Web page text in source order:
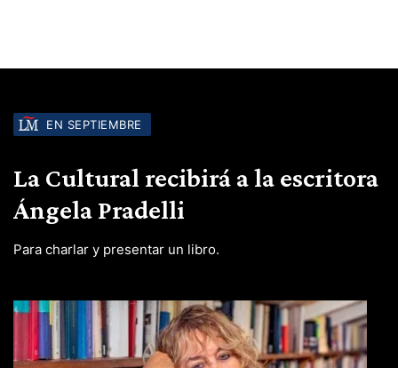
EN SEPTIEMBRE
La Cultural recibirá a la escritora
Ángela Pradelli
Para charlar y presentar un libro.